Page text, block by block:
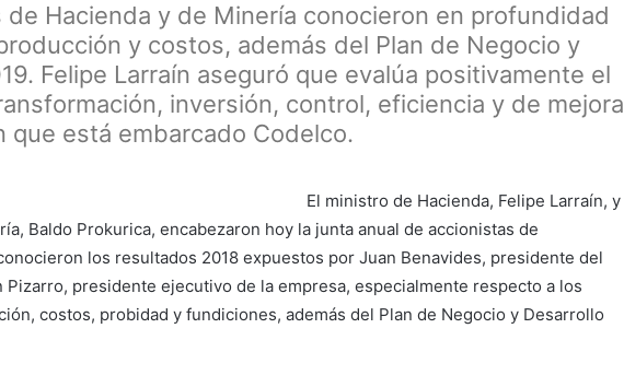
de Hacienda y de Minería conocieron en profundidad
y costos, además del Plan de Negocio y
Felipe Larraín aseguró que evalúa positivamente el
inversión, control, eficiencia y de mejora
que está embarcado Codelco.
El ministro de Hacienda, Felipe Larraín, y
Baldo Prokurica, encabezaron hoy la junta anual de accionistas de
los resultados 2018 expuestos por Juan Benavides, presidente del
presidente ejecutivo de la empresa, especialmente respecto a los
costos, probidad y fundiciones, además del Plan de Negocio y Desarrollo